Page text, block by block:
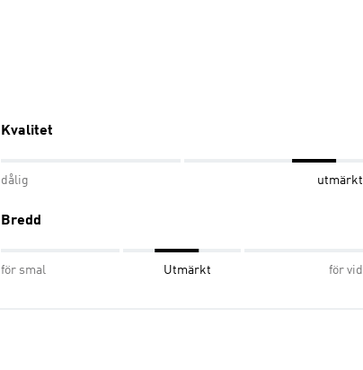
Kvalitet
dålig utmärkt
Bredd
för smal Utmärkt för vid